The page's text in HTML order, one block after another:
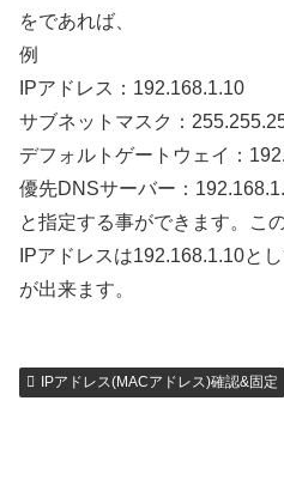
をであれば、
例
IPアドレス：192.168.1.10
サブネットマスク：
デフォルトゲートウェイ：
優先DNSサーバー：
と指定する事ができます。こ
IPアドレスは192.168.1.10と
が出来ます。
IPアドレス(MACアドレス)確認&固定